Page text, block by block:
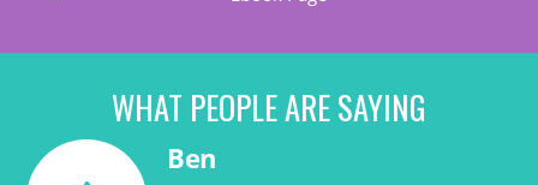
WHAT PEOPLE ARE SAYING
Ben